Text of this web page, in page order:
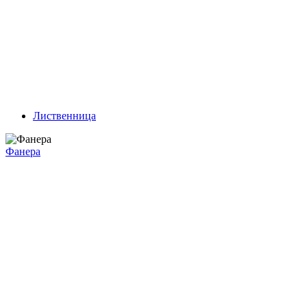
Лиственница
Фанера